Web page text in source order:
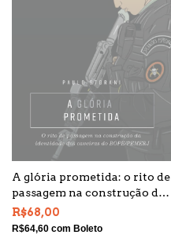
A glória prometida: o rito de
passagem na construção da
identidade dos caveiras do
BOPE/PMERJ
R$68,00
R$64,60 com Boleto